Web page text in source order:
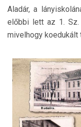
Aladár, a
előbbi lett az 1.
mivelhogy